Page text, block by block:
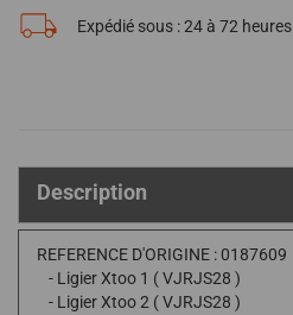
Expédié sous :24 à 72 heures
Description
REFERENCE D'ORIGINE : 0187609
- Ligier Xtoo 1 ( VJRJS28 )
- Ligier Xtoo 2 ( VJRJS28 )